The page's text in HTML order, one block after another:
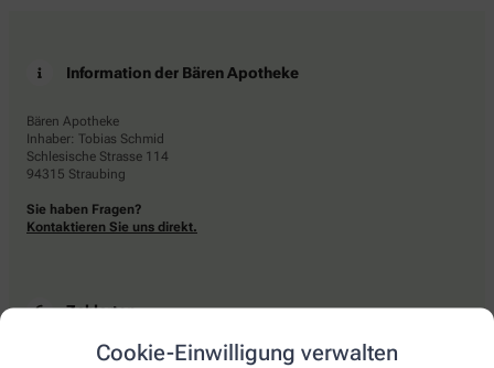
Cookie-Einwilligung verwalten
Information der Bären Apotheke
Bären Apotheke
Inhaber: Tobias Schmid
Schlesische Strasse 114
94315 Straubing
Sie haben Fragen?
Kontaktieren Sie uns direkt.
Zahlarten
Bar oder mit einer anderen akzeptierten Zahlungsart Ihrer Apotheke vor Ort.